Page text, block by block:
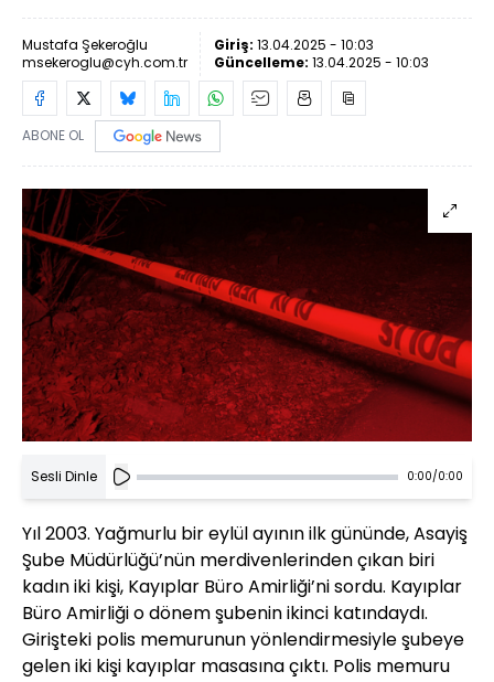
Mustafa Şekeroğlu
msekeroglu@cyh.com.tr
Giriş: 13.04.2025 - 10:03
Güncelleme: 13.04.2025 - 10:03
ABONE OL
Sesli Dinle 0:00/0:00
Yıl 2003. Yağmurlu bir eylül ayının ilk gününde, Asayiş
Şube Müdürlüğü’nün merdivenlerinden çıkan biri
kadın iki kişi, Kayıplar Büro Amirliği’ni sordu. Kayıplar
Büro Amirliği o dönem şubenin ikinci katındaydı.
Girişteki polis memurunun yönlendirmesiyle şubeye
gelen iki kişi kayıplar masasına çıktı. Polis memuru